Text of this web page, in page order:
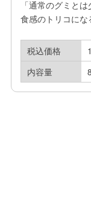
「通常のグミと
食感のトリコにな
税込価格
内容量